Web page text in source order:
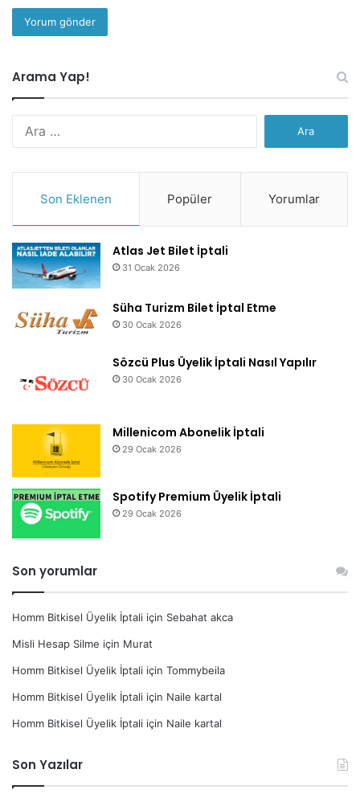
Arama Yap!
Son Eklenen Popüler Yorumlar
Atlas Jet Bilet İptali
31 Ocak 2026
Süha Turizm Bilet İptal Etme
30 Ocak 2026
Sözcü Plus Üyelik İptali Nasıl Yapılır
30 Ocak 2026
Millenicom Abonelik İptali
29 Ocak 2026
Spotify Premium Üyelik İptali
29 Ocak 2026
Son yorumlar
Homm Bitkisel Üyelik İptali için Sebahat akca
Misli Hesap Silme için Murat
Homm Bitkisel Üyelik İptali için Tommybeila
Homm Bitkisel Üyelik İptali için Naile kartal
Homm Bitkisel Üyelik İptali için Naile kartal
Son Yazılar